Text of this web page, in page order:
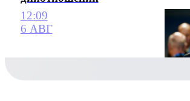
12:09
6 АВГ